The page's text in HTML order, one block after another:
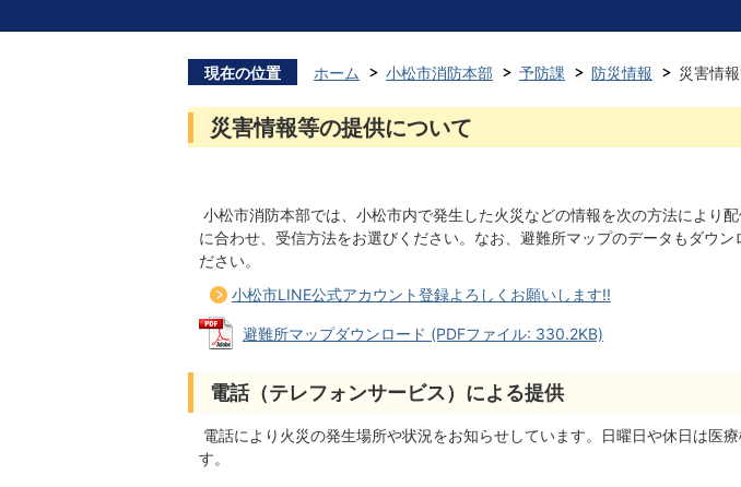
現在の位置 ホーム 小松市消防本部 予防課 防災情報 災害情
災害情報等の提供について
小松市消防本部では、小松市内で発生した火災などの情報を次の方法により
に合わせ、受信方法をお選びください。なお、避難所マップのデータもダウン
ださい。
小松市LINE公式アカウント登録よろしくお願いします!!
避難所マップダウンロード (PDFファイル: 330.2KB)
電話（テレフォンサービス）による提供
電話により火災の発生場所や状況をお知らせしています。日曜日や休日は医
す。